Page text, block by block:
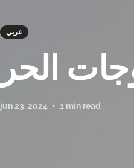
عربي
الحر
jun 23, 2024 1 min read